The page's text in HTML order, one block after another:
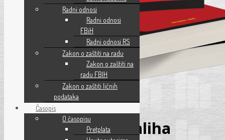
Računovodstvo zaliha
Radni odnosi
Radni odnosi
FBiH
Radni odnosi RS
Zakon o zaštiti na radu
Zakon o zaštiti na
radu FBIH
Zakon o zaštiti ličnih
podataka
Časopis
O časopisu
Pretplata